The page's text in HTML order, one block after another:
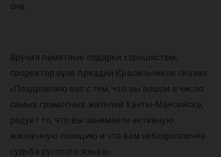
она.
Вручая памятные подарки хорошистам,
проректор вуза Аркадий Красильников сказал:
«Поздравляю вас с тем, что вы вошли в число
самых грамотных жителей Ханты-Мансийска,
радует то, что вы занимаете активную
жизненную позицию и что вам небезразлична
судьба русского языка».